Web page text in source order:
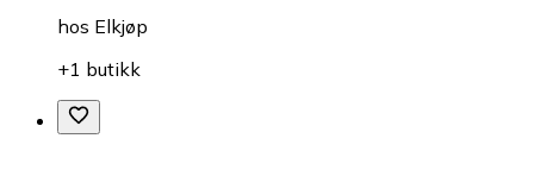
hos Elkjøp
+1 butikk